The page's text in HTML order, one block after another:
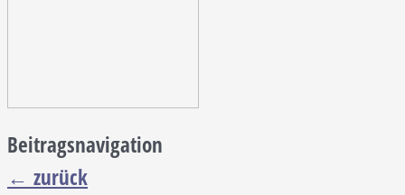
Beitragsnavigation
← zurück